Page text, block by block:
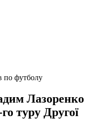
по футболу
Лазоренко
туру Другої